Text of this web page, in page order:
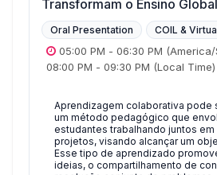
Transformam o Ensino Global
Oral Presentation COIL &
05:00 PM - 06:30 PM (America/
08:00 PM - 09:30 PM (Local Time)
Aprendizagem colaborativa pode
um método pedagógico que
estudantes trabalhando juntos
projetos, visando alcançar um
Esse tipo de aprendizado
ideias, o compartilhamento de